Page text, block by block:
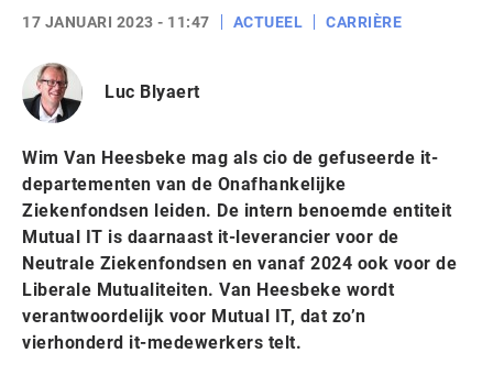
17 JANUARI 2023 - 11:47 ACTUEEL CARRIÈRE
Luc Blyaert
Wim Van Heesbeke mag als cio de gefuseerde it-
departementen van de Onafhankelijke
Ziekenfondsen leiden. De intern benoemde entiteit
Mutual IT is daarnaast it-leverancier voor de
Neutrale Ziekenfondsen en vanaf 2024 ook voor de
Liberale Mutualiteiten. Van Heesbeke wordt
verantwoordelijk voor Mutual IT, dat zo’n
vierhonderd it-medewerkers telt.